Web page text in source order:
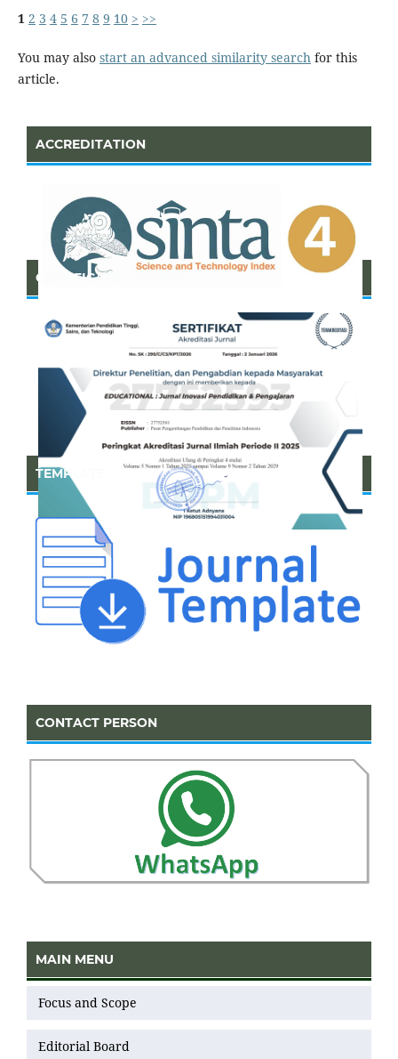
1 2 3 4 5 6 7 8 9 10 > >>
You may also start an advanced similarity searchfor this
article.
ACCREDITATION
CERTIFICATE OF SINTA
TEMPLATE
CONTACT PERSON
MAIN MENU
Focus and Scope
Editorial Board